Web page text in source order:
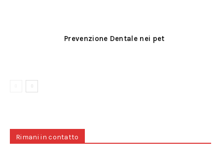
Prevenzione Dentale nei pet
Rimani in contatto